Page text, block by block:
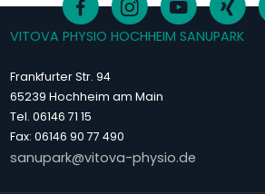
VITOVA PHYSIO HOCHHEIM SANUPARK
Frankfurter Str. 94
65239 Hochheim am Main
Tel. 06146 71 15
Fax: 06146 90 77 490
sanupark@vitova-physio.de